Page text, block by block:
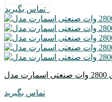
تماس بگیرید
تماس بگیرید